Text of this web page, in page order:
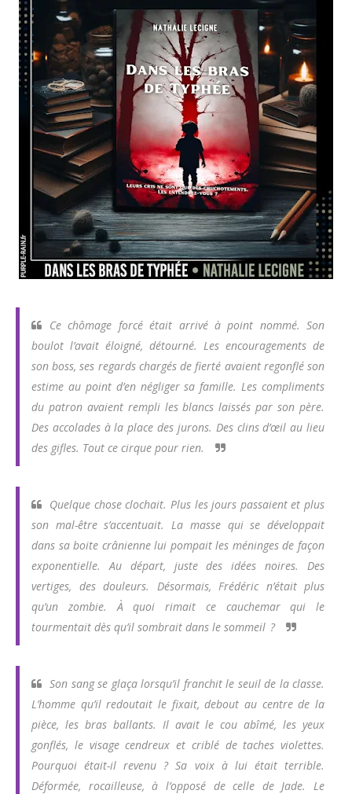
Ce chômage forcé était arrivé à point nommé. Son
boulot l’avait éloigné, détourné. Les encouragements de
son boss, ses regards chargés de fierté avaient regonflé son
estime au point d’en négliger sa famille. Les compliments
du patron avaient rempli les blancs laissés par son père.
Des accolades à la place des jurons. Des clins d’œil au lieu
des gifles. Tout ce cirque pour rien.
Quelque chose clochait. Plus les jours passaient et plus
son mal-être s’accentuait. La masse qui se développait
dans sa boite crânienne lui pompait les méninges de façon
exponentielle. Au départ, juste des idées noires. Des
vertiges, des douleurs. Désormais, Frédéric n’était plus
qu’un zombie. À quoi rimait ce cauchemar qui le
tourmentait dès qu’il sombrait dans le sommeil ?
Son sang se glaça lorsqu’il franchit le seuil de la classe.
L’homme qu’il redoutait le fixait, debout au centre de la
pièce, les bras ballants. Il avait le cou abîmé, les yeux
gonflés, le visage cendreux et criblé de taches violettes.
Pourquoi était-il revenu ? Sa voix à lui était terrible.
Déformée, rocailleuse, à l’opposé de celle de Jade. Le